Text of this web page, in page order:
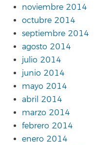
noviembre 2014
octubre 2014
septiembre 2014
agosto 2014
julio 2014
junio 2014
mayo 2014
abril 2014
marzo 2014
febrero 2014
enero 2014